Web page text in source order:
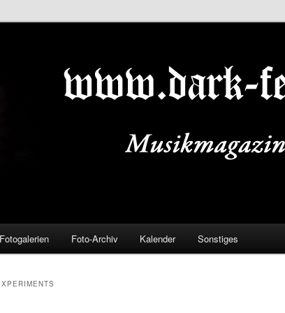
Fotogalerien Foto-Archiv Kalender Sonstiges